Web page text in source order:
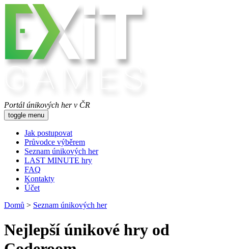
Portál únikových her v ČR
toggle menu
Jak postupovat
Průvodce výběrem
Seznam únikových her
LAST MINUTE hry
FAQ
Kontakty
Účet
Domů > Seznam únikových her
Nejlepší únikové hry od